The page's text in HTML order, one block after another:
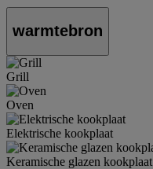
warmtebron
Grill
Oven
Elektrische kookplaat
Keramische glazen kookplaat